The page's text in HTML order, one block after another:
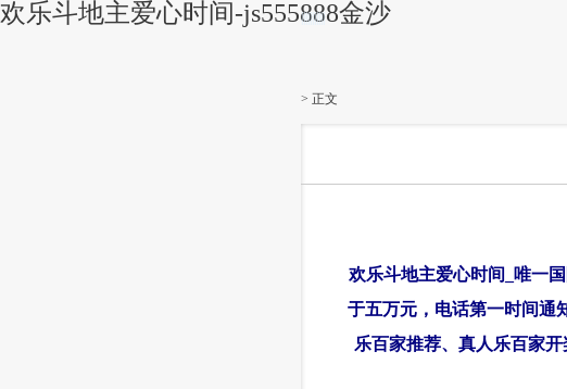
欢乐斗地主爱心时间-js555888金沙
|||||||||||
> 正文
欢乐斗地主爱心时间_唯一
于五万元，电话第一时间通
乐百家推荐、真人乐百家